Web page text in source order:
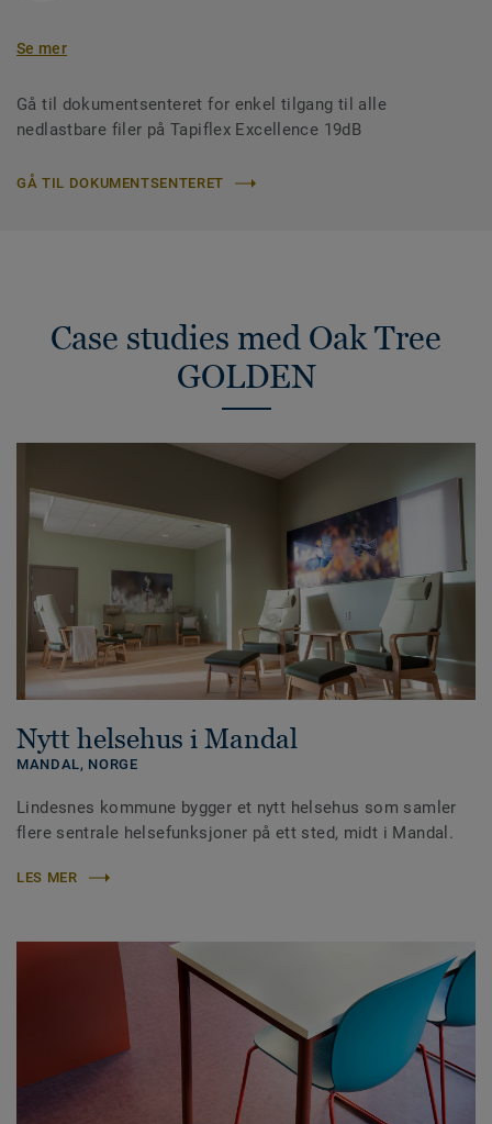
Se mer
Gå til dokumentsenteret for enkel tilgang til alle
nedlastbare filer på Tapiflex Excellence 19dB
GÅ TIL DOKUMENTSENTERET
Case studies med Oak Tree
GOLDEN
Nytt helsehus i Mandal
MANDAL, NORGE
Lindesnes kommune bygger et nytt helsehus som samler
flere sentrale helsefunksjoner på ett sted, midt i Mandal.
LES MER